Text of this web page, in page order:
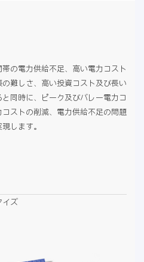
の電力供給不足、高い電力コスト
難しさ、高い投資コスト及び長い
同時に、ピーク及びバレー電力コ
ストの削減、電力供給不足の問題
します。
イズ